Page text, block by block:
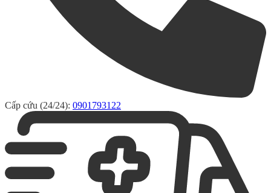
Cấp cứu (24/24): 0901793122